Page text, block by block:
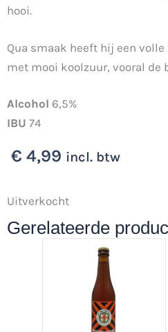
hooi.
Qua smaak heeft hij een
met mooi koolzuur, vooral
Alcohol 6,5%
IBU 74
€ 4,99 incl. btw
Uitverkocht
Gerelateerde